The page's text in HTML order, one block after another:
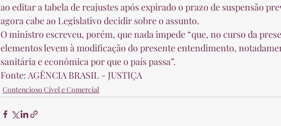
ao editar a tabela de reajustes após expirado o prazo de suspensão
agora cabe ao Legislativo decidir sobre o assunto.
O ministro escreveu, porém, que nada impede “que, no curso da
elementos levem à modificação do presente entendimento,
sanitária e econômica por que o país passa”.
Fonte: AGÊNCIA BRASIL - JUSTIÇA
Contencioso Cível e Comercial